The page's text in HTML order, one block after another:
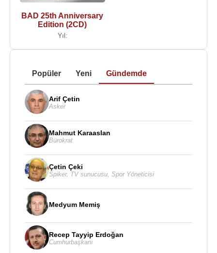
BAD 25th Anniversary
Edition (2CD)
Yıl:
Popüler Yeni Gündemde
Arif Çetin
Asker
Mahmut Karaaslan
Bürokrat
Çetin Çeki
Spiker, TV sunucusu, Spor Yöneticisi
Medyum Memiş
Recep Tayyip Erdoğan
Cumhurbaşkanı